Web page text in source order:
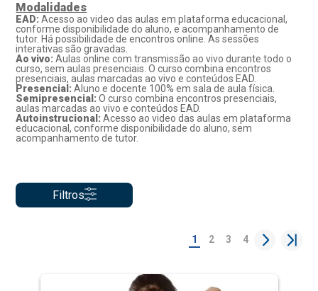
Modalidades
EAD:Acesso ao video das aulas em plataforma educacional,
conforme disponibilidade do aluno, e acompanhamento de
tutor. Há possibilidade de encontros online. As sessões
interativas são gravadas.
Ao vivo: Aulas online com transmissão ao vivo durante todo o
curso, sem aulas presenciais. O curso combina encontros
presenciais, aulas marcadas ao vivo e conteúdos EAD.
Presencial:Aluno e docente 100% em sala de aula física.
Semipresencial:O curso combina encontros presenciais,
aulas marcadas ao vivo e conteúdos EAD.
Autoinstrucional:Acesso ao video das aulas em plataforma
educacional, conforme disponibilidade do aluno, sem
acompanhamento de tutor.
Filtros
1 2 3 4